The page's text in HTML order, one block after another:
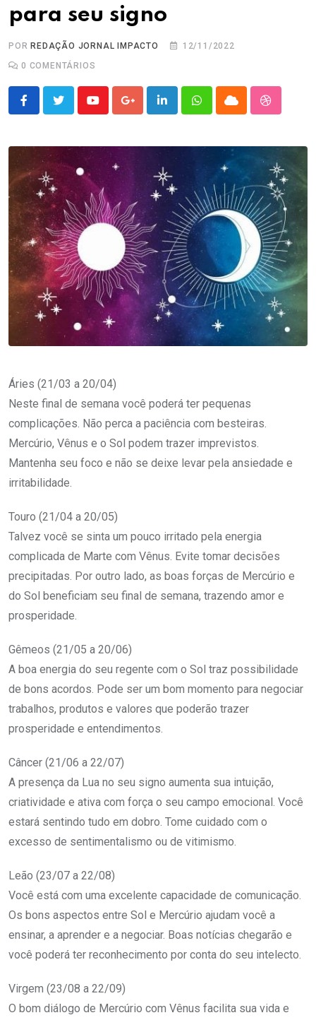
para seu signo
POR REDAÇÃO JORNAL IMPACTO
12/11/2022
0 COMENTÁRIOS
YoutubeGoogle+LinkedInWhatsappCloud
Áries (21/03 a 20/04)
Neste final de semana você poderá ter pequenas
complicações. Não perca a paciência com besteiras.
Mercúrio, Vênus e o Sol podem trazer imprevistos.
Mantenha seu foco e não se deixe levar pela ansiedade e
irritabilidade.
Touro (21/04 a 20/05)
Talvez você se sinta um pouco irritado pela energia
complicada de Marte com Vênus. Evite tomar decisões
precipitadas. Por outro lado, as boas forças de Mercúrio e
do Sol beneficiam seu final de semana, trazendo amor e
prosperidade.
Gêmeos (21/05 a 20/06)
A boa energia do seu regente com o Sol traz possibilidade
de bons acordos. Pode ser um bom momento para negociar
trabalhos, produtos e valores que poderão trazer
prosperidade e entendimentos.
Câncer (21/06 a 22/07)
A presença da Lua no seu signo aumenta sua intuição,
criatividade e ativa com força o seu campo emocional. Você
estará sentindo tudo em dobro. Tome cuidado com o
excesso de sentimentalismo ou de vitimismo.
Leão (23/07 a 22/08)
Você está com uma excelente capacidade de comunicação.
Os bons aspectos entre Sol e Mercúrio ajudam você a
ensinar, a aprender e a negociar. Boas notícias chegarão e
você poderá ter reconhecimento por conta do seu intelecto.
Virgem (23/08 a 22/09)
O bom diálogo de Mercúrio com Vênus facilita sua vida e